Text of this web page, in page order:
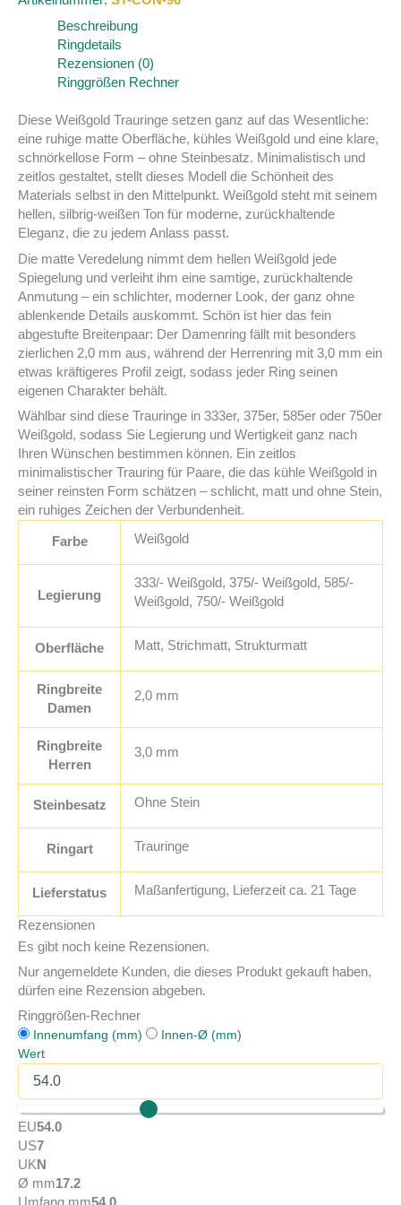
Beschreibung
Ringdetails
Rezensionen (0)
Ringgrößen Rechner
Diese Weißgold Trauringe setzen ganz auf das Wesentliche:
eine ruhige matte Oberfläche, kühles Weißgold und eine klare,
schnörkellose Form – ohne Steinbesatz. Minimalistisch und
zeitlos gestaltet, stellt dieses Modell die Schönheit des
Materials selbst in den Mittelpunkt. Weißgold steht mit seinem
hellen, silbrig-weißen Ton für moderne, zurückhaltende
Eleganz, die zu jedem Anlass passt.
Die matte Veredelung nimmt dem hellen Weißgold jede
Spiegelung und verleiht ihm eine samtige, zurückhaltende
Anmutung – ein schlichter, moderner Look, der ganz ohne
ablenkende Details auskommt. Schön ist hier das fein
abgestufte Breitenpaar: Der Damenring fällt mit besonders
zierlichen 2,0 mm aus, während der Herrenring mit 3,0 mm ein
etwas kräftigeres Profil zeigt, sodass jeder Ring seinen
eigenen Charakter behält.
Wählbar sind diese Trauringe in 333er, 375er, 585er oder 750er
Weißgold, sodass Sie Legierung und Wertigkeit ganz nach
Ihren Wünschen bestimmen können. Ein zeitlos
minimalistischer Trauring für Paare, die das kühle Weißgold in
seiner reinsten Form schätzen – schlicht, matt und ohne Stein,
ein ruhiges Zeichen der Verbundenheit.
Farbe Weißgold
Legierung
333/- Weißgold, 375/- Weißgold, 585/-
Weißgold, 750/- Weißgold
Oberfläche Matt, Strichmatt, Strukturmatt
Ringbreite
Damen
2,0 mm
Ringbreite
Herren
3,0 mm
Steinbesatz Ohne Stein
Ringart Trauringe
Lieferstatus Maßanfertigung, Lieferzeit ca. 21 Tage
Rezensionen
Es gibt noch keine Rezensionen.
Nur angemeldete Kunden, die dieses Produkt gekauft haben,
dürfen eine Rezension abgeben.
Ringgrößen-Rechner
Innenumfang (mm)
Innen-Ø (mm)
Wert
EU54.0
US7
UKN
Ø mm17.2